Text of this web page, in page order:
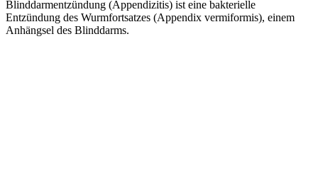
Blinddarmentzündung (Appendizitis) ist eine bakterielle
Entzündung des Wurmfortsatzes (Appendix vermiformis), einem
Anhängsel des Blinddarms.